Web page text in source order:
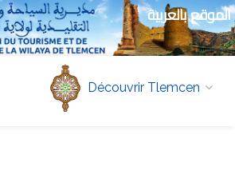
الموقع بالعربية
Découvrir Tlemcen